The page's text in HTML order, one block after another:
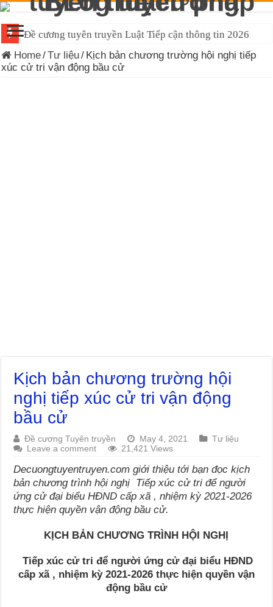
Đề cương tuyên truyền Luật Tiếp cận thông tin 2026
Home/Tư liệu/ Kịch bản chương trường hội nghị tiếp
xúc cử tri vận động bầu cử
Kịch bản chương trường hội
nghị tiếp xúc cử tri vận động
bầu cử
Đề cương Tuyên truyền May 4, 2021
Tư liệu
Leave a comment
21,421 Views
Decuongtuyentruyen.com giới thiệu tới bạn đọc kịch
bản chương trình hội nghị Tiếp xúc cử tri để người
ứng cử đại biểu HĐND cấp xã , nhiệm kỳ 2021-2026
thực hiện quyền vận động bầu cử.
KỊCH BẢN CHƯƠNG TRÌNH HỘI NGHỊ
Tiếp xúc cử tri để người ứng cử đại biểu HĐND
cấp xã , nhiệm kỳ 2021-2026 thực hiện quyền vận
động bầu cử